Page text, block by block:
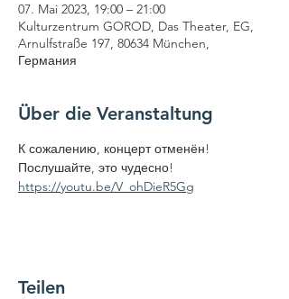
07. Mai 2023, 19:00 – 21:00
Kulturzentrum GOROD, Das Theater, EG,
Arnulfstraße 197, 80634 München,
Германия
Über die Veranstaltung
К сожалению, концерт отменён!
Послушайте, это чудесно!
https://youtu.be/V_ohDieR5Gg
Teilen